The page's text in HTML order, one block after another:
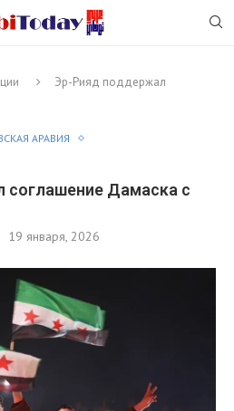
Эр-Рияд поддержал
АРАВИЯ
Дамаска с
19 января, 2026